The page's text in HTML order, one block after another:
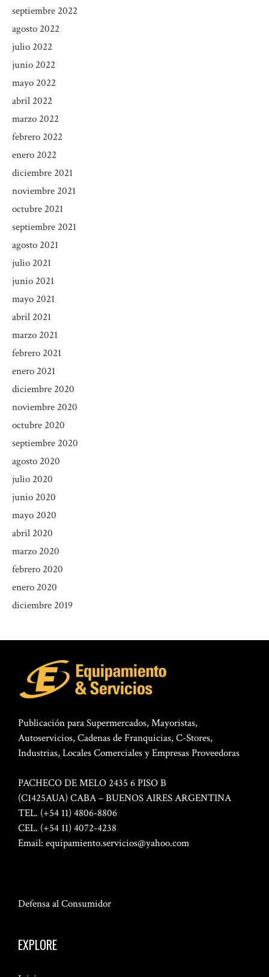
septiembre 2022
agosto 2022
julio 2022
junio 2022
mayo 2022
abril 2022
marzo 2022
febrero 2022
enero 2022
diciembre 2021
noviembre 2021
octubre 2021
septiembre 2021
agosto 2021
julio 2021
junio 2021
mayo 2021
abril 2021
marzo 2021
febrero 2021
enero 2021
diciembre 2020
noviembre 2020
octubre 2020
septiembre 2020
agosto 2020
julio 2020
junio 2020
mayo 2020
abril 2020
marzo 2020
febrero 2020
enero 2020
diciembre 2019
Publicación para Supermercados, Mayoristas,
Autoservicios, Cadenas de Franquicias, C-Stores,
Industrias, Locales Comerciales y Empresas Proveedoras
PACHECO DE MELO 2435 6 PISO B
(C1425AUA) CABA – BUENOS AIRES ARGENTINA
TEL. (+54 11) 4806-8806
CEL. (+54 11) 4072-4238
Email: equipamiento.servicios@yahoo.com
Defensa al Consumidor
EXPLORE